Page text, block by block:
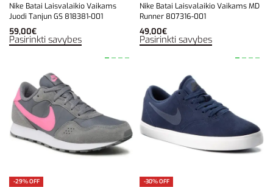
Nike Batai Laisvalaikio Vaikams
Juodi Tanjun GS 818381-001
59,00€
Pasirinkti savybes
Nike Batai Laisvalaikio Vaikams MD
Runner 807316-001
49,00€
Pasirinkti savybes
-29% OFF -30% OFF